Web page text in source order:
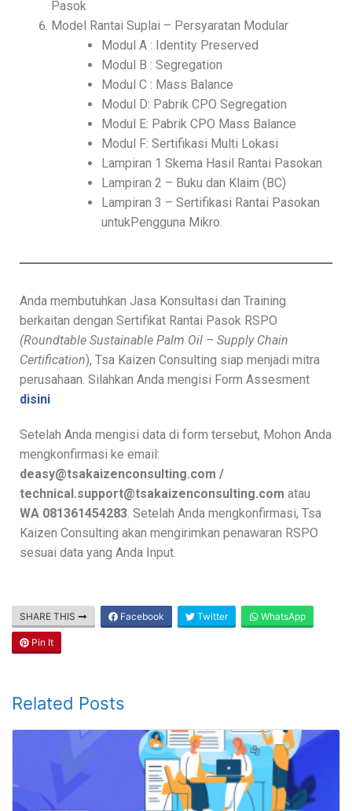
Pasok
Model Rantai Suplai – Persyaratan Modular
Modul A : Identity Preserved
Modul B : Segregation
Modul C : Mass Balance
Modul D: Pabrik CPO Segregation
Modul E: Pabrik CPO Mass Balance
Modul F: Sertifikasi Multi Lokasi
Lampiran 1 Skema Hasil Rantai Pasokan
Lampiran 2 – Buku dan Klaim (BC)
Lampiran 3 – Sertifikasi Rantai Pasokan
untukPengguna Mikro.
Anda membutuhkan Jasa Konsultasi dan Training
berkaitan dengan Sertifikat Rantai Pasok RSPO
(Roundtable Sustainable Palm Oil – Supply Chain
Certification), Tsa Kaizen Consulting siap menjadi mitra
perusahaan. Silahkan Anda mengisi Form Assesment
disini
Setelah Anda mengisi data di form tersebut, Mohon Anda
mengkonfirmasi ke email:
deasy@tsakaizenconsulting.com /
technical.support@tsakaizenconsulting.com atau
WA 081361454283 . Setelah Anda mengkonfirmasi, Tsa
Kaizen Consulting akan mengirimkan penawaran RSPO
sesuai data yang Anda Input.
SHARE THIS Facebook Twitter WhatsApp
Pin It
Related Posts